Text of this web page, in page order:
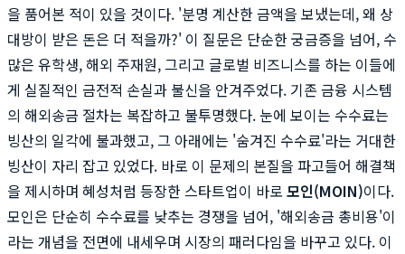
을 품어본 적이 있을 것이다. '분명 계산한 금액을 보냈는데, 왜 상
대방이 받은 돈은 더 적을까?' 이 질문은 단순한 궁금증을 넘어, 수
많은 유학생, 해외 주재원, 그리고 글로벌 비즈니스를 하는 이들에
게 실질적인 금전적 손실과 불신을 안겨주었다. 기존 금융 시스템
의 해외송금 절차는 복잡하고 불투명했다. 눈에 보이는 수수료는
빙산의 일각에 불과했고, 그 아래에는 '숨겨진 수수료'라는 거대한
빙산이 자리 잡고 있었다. 바로 이 문제의 본질을 파고들어 해결책
을 제시하며 혜성처럼 등장한 스타트업이 바로 모인(MOIN)이다.
모인은 단순히 수수료를 낮추는 경쟁을 넘어, '해외송금 총비용'이
라는 개념을 전면에 내세우며 시장의 패러다임을 바꾸고 있다. 이